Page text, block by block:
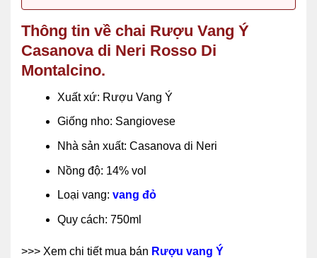
Thông tin về chai Rượu Vang Ý
Casanova di Neri Rosso Di
Montalcino.
Xuất xứ: Rượu Vang Ý
Giống nho: Sangiovese
Nhà sản xuất: Casanova di Neri
Nồng độ: 14% vol
Loại vang: vang đỏ
Quy cách: 750ml
>>> Xem chi tiết mua bán Rượu vang Ý